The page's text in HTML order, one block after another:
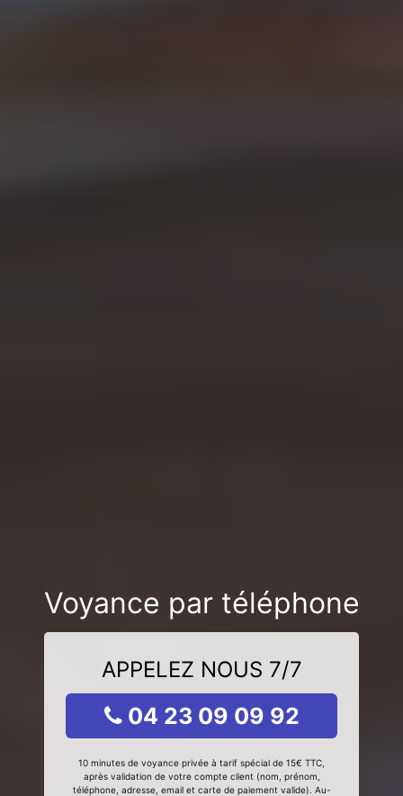
Voyance par téléphone
APPELEZ NOUS 7/7
04 23 09 09 92
10 minutes de voyance privée à tarif spécial de 15€ TTC,
après validation de votre compte client (nom, prénom,
téléphone, adresse, email et carte de paiement valide). Au-